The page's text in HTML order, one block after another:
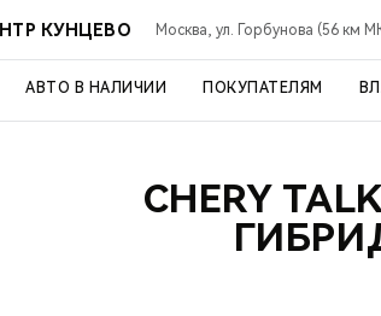
КУНЦЕВО Москва, ул. Горбунова (56 км
АВТО В НАЛИЧИИ ПОКУПАТЕЛЯМ
CHERY